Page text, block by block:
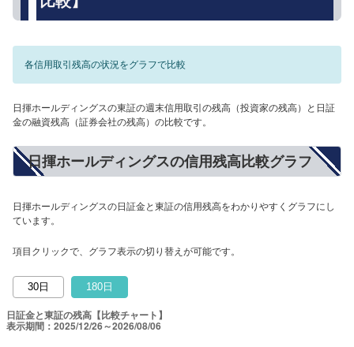
各信用取引残高の状況をグラフで比較
日揮ホールディングスの東証の週末信用取引の残高（投資家の残高）と日証
金の融資残高（証券会社の残高）の比較です。
日揮ホールディングスの信用残高比較グラフ
日揮ホールディングスの日証金と東証の信用残高をわかりやすくグラフにし
ています。
項目クリックで、グラフ表示の切り替えが可能です。
30日 180日